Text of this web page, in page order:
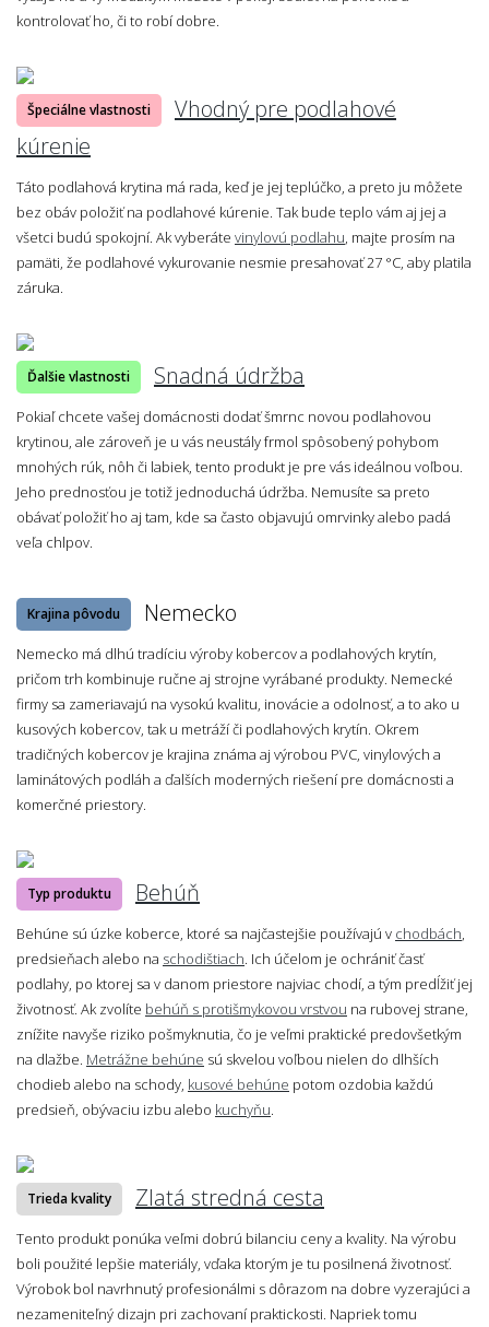
kontrolovať ho, či to robí dobre.
Špeciálne vlastnosti
Vhodný pre podlahové
kúrenie
Táto podlahová krytina má rada, keď je jej teplúčko, a preto ju môžete
bez obáv položiť na podlahové kúrenie. Tak bude teplo vám aj jej a
všetci budú spokojní. Ak vyberáte vinylovú podlahu, majte prosím na
pamäti, že podlahové vykurovanie nesmie presahovať 27 °C, aby platila
záruka.
Ďalšie vlastnosti Snadná údržba
Pokiaľ chcete vašej domácnosti dodať šmrnc novou podlahovou
krytinou, ale zároveň je u vás neustály frmol spôsobený pohybom
mnohých rúk, nôh či labiek, tento produkt je pre vás ideálnou voľbou.
Jeho prednosťou je totiž jednoduchá údržba. Nemusíte sa preto
obávať položiť ho aj tam, kde sa často objavujú omrvinky alebo padá
veľa chlpov.
Krajina pôvodu Nemecko
Nemecko má dlhú tradíciu výroby kobercov a podlahových krytín,
pričom trh kombinuje ručne aj strojne vyrábané produkty. Nemecké
firmy sa zameriavajú na vysokú kvalitu, inovácie a odolnosť, a to ako u
kusových kobercov, tak u metráží či podlahových krytín. Okrem
tradičných kobercov je krajina známa aj výrobou PVC, vinylových a
laminátových podláh a ďalších moderných riešení pre domácnosti a
komerčné priestory.
Typ produktu Behúň
Behúne sú úzke koberce, ktoré sa najčastejšie používajú v chodbách,
predsieňach alebo na schodištiach. Ich účelom je ochrániť časť
podlahy, po ktorej sa v danom priestore najviac chodí, a tým predĺžiť jej
životnosť. Ak zvolíte behúň s protišmykovou vrstvou na rubovej strane,
znížite navyše riziko pošmyknutia, čo je veľmi praktické predovšetkým
na dlažbe. Metrážne behúne sú skvelou voľbou nielen do dlhších
chodieb alebo na schody, kusové behúne potom ozdobia každú
predsieň, obývaciu izbu alebo kuchyňu.
Trieda kvality Zlatá stredná cesta
Tento produkt ponúka veľmi dobrú bilanciu ceny a kvality. Na výrobu
boli použité lepšie materiály, vďaka ktorým je tu posilnená životnosť.
Výrobok bol navrhnutý profesionálmi s dôrazom na dobre vyzerajúci a
nezameniteľný dizajn pri zachovaní praktickosti. Napriek tomu